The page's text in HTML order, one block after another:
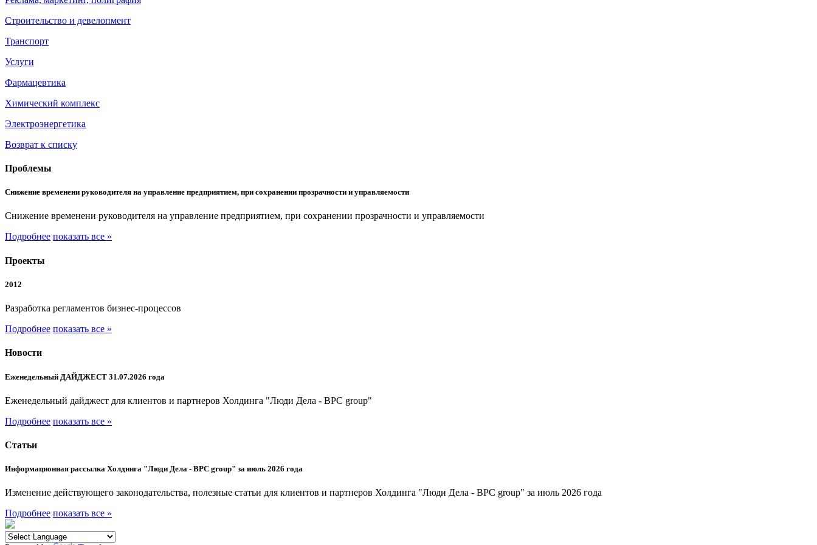
Строительство и девелопмент
Транспорт
Услуги
Фармацевтика
Химический комплекс
Электроэнергетика
Возврат к списку
Проблемы
Снижение временени руководителя на управление предприятием, при сохранении прозрачности и управляемости
Снижение временени руководителя на управление предприятием, при сохранении прозрачности и управляемости
Подробнее показать все »
Проекты
2012
Разработка регламентов бизнес-процессов
Подробнее показать все »
Новости
Еженедельный ДАЙДЖЕСТ 31.07.2026 года
Еженедельный дайджест для клиентов и партнеров Холдинга "Люди Дела - BPC group"
Подробнее показать все »
Статьи
Информационная рассылка Холдинга "Люди Дела - BPC group" за июль 2026 года
Изменение действующего законодательства, полезные статьи для клиентов и партнеров Холдинга "Люди Дела - BPC group" за июль 2026 года
Подробнее показать все »